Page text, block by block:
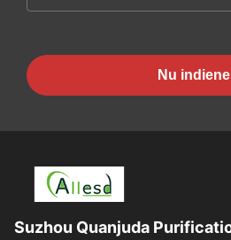
Nu
Suzhou Quanjuda